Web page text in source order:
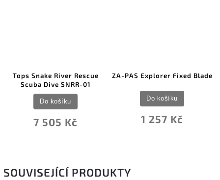
River Rescue
SNRR-01
ZA-PAS Explorer Fixed Blade Marttiini
SOUVISEJÍCÍ PRODUKTY